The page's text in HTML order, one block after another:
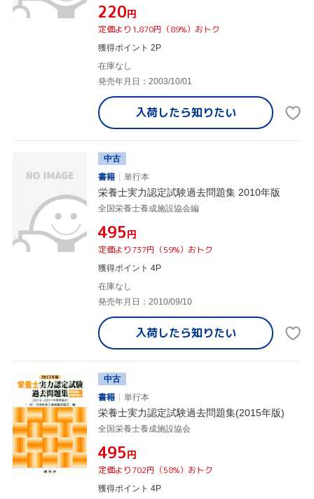
¥220円
定価より1,870円（89%）おトク
獲得ポイント 2P
在庫なし
発売年月日：2003/10/01
入荷したら知りたい
中古
書籍
単行本
栄養士実力認定試験過去問題集 2010年版
全国栄養士養成施設協会編
¥495円
定価より737円（59%）おトク
獲得ポイント 4P
在庫なし
発売年月日：2010/09/10
入荷したら知りたい
中古
書籍
単行本
栄養士実力認定試験過去問題集(2015年版)
全国栄養士養成施設協会
¥495円
定価より702円（58%）おトク
獲得ポイント 4P